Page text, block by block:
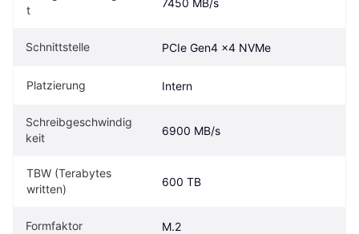
t
Schnittstelle PCIe Gen4 x4 NVMe
Platzierung Intern
Schreibgeschwindig
keit
6900 MB/s
TBW (Terabytes
written)
600 TB
Formfaktor M.2